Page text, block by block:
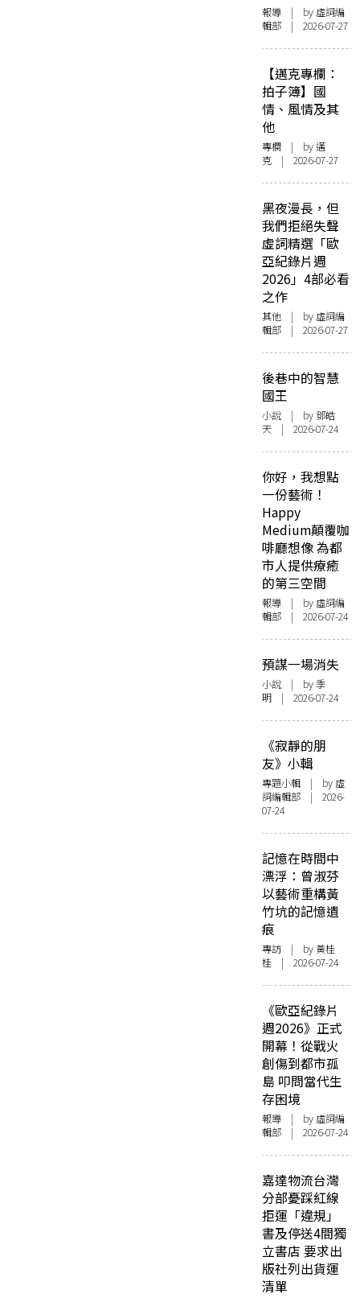
報導 | by 虛詞編
輯部 | 2026-07-27
【邁克專欄：
拍子簿】國
情、風情及其
他
專欄 | by邁
克 | 2026-07-27
黑夜漫長，但
我們拒絕失聲
虛詞精選「歐
亞紀錄片週
2026」4部必看
之作
其他 | by 虛詞編
輯部 | 2026-07-27
後巷中的智慧
國王
小說 | by 鄧皓
天 | 2026-07-24
你好，我想點
一份藝術！
Happy
Medium顛覆咖
啡廳想像 為都
市人提供療癒
的第三空間
報導 | by 虛詞編
輯部 | 2026-07-24
預謀一場消失
小說 | by 季
明 | 2026-07-24
《寂靜的朋
友》小輯
專題小輯 | by 虛
詞編輯部 | 2026-
07-24
記憶在時間中
漂浮：曾淑芬
以藝術重構黃
竹坑的記憶遺
痕
專訪 | by 黃桂
桂 | 2026-07-24
《歐亞紀錄片
週2026》正式
開幕！從戰火
創傷到都市孤
島 叩問當代生
存困境
報導 | by 虛詞編
輯部 | 2026-07-24
嘉達物流台灣
分部憂踩紅線
拒運「違規」
書及停送4間獨
立書店 要求出
版社列出貨運
清單